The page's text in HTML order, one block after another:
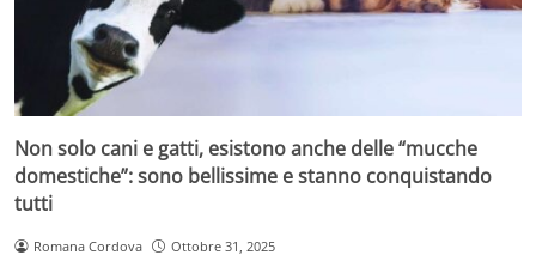
Non solo cani e gatti, esistono anche delle “mucche
domestiche”: sono bellissime e stanno conquistando
tutti
Romana Cordova Ottobre 31, 2025